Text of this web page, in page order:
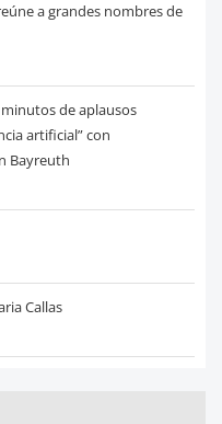
a grandes nombres de
de aplausos
artificial” con
Bayreuth
Callas